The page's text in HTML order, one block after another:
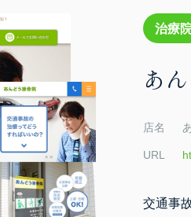
治療
あ
店名
URL
交通事